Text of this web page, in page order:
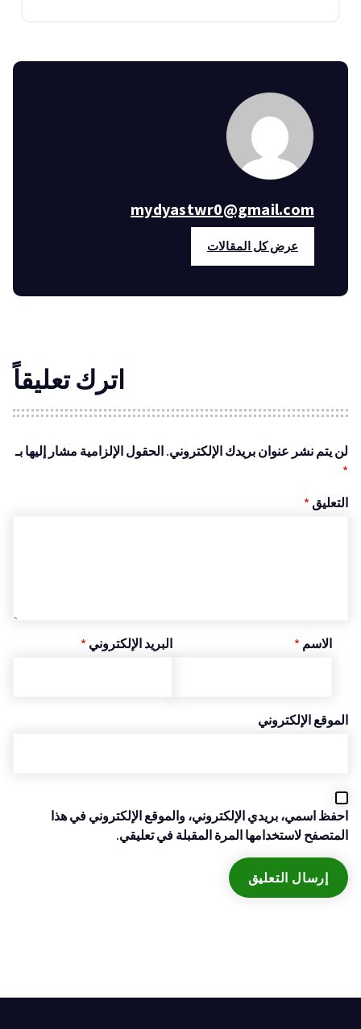
mydyastwr0@gmail.com
عرض كل المقالات
اترك تعليقاً
لن يتم نشر عنوان بريدك الإلكتروني. الحقول الإلزامية مشار إليها بـ
*
التعليق *
الاسم * البريد الإلكتروني *
الموقع الإلكتروني
احفظ اسمي، بريدي الإلكتروني، والموقع الإلكتروني في هذا
المتصفح لاستخدامها المرة المقبلة في تعليقي.